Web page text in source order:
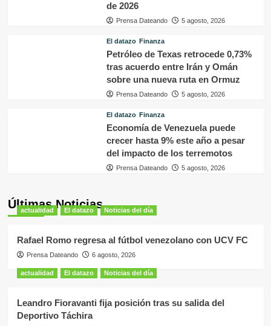
de 2026
Prensa Dateando 5 agosto, 2026
El datazo Finanza
Petróleo de Texas retrocede 0,73%
tras acuerdo entre Irán y Omán
sobre una nueva ruta en Ormuz
Prensa Dateando 5 agosto, 2026
El datazo Finanza
Economía de Venezuela puede
crecer hasta 9% este año a pesar
del impacto de los terremotos
Prensa Dateando 5 agosto, 2026
Últimas Noticias
actualidad El datazo Noticias del día
Rafael Romo regresa al fútbol venezolano con UCV FC
Prensa Dateando 6 agosto, 2026
actualidad El datazo Noticias del día
Leandro Fioravanti fija posición tras su salida del
Deportivo Táchira